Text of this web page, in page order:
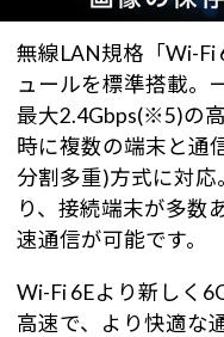
無線LAN規格「Wi-Fi
ュールを標準搭載。
最大2.4Gbps(※5)の
時に複数の端末と通
分割多重)方式に対
り、接続端末が多数
速通信が可能です。
Wi-Fi 6Eより新しく
高速で、より快適な